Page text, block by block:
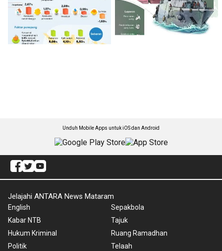
Unduh Mobile Apps untuk iOS dan Android
Jelajahi ANTARA News Mataram
English
Kabar NTB
Hukum Kriminal
Politik
Sepakbola
Tajuk
Ruang Ramadhan
Telaah